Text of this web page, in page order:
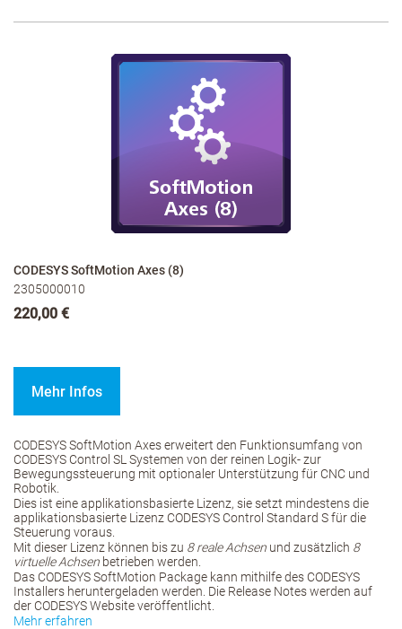
CODESYS SoftMotion Axes (8)
2305000010
220,00 €
Mehr Infos
CODESYS SoftMotion Axes erweitert den Funktionsumfang von
CODESYS Control SL Systemen von der reinen Logik- zur
Bewegungssteuerung mit optionaler Unterstützung für CNC und
Robotik.
Dies ist eine applikationsbasierte Lizenz, sie setzt mindestens die
applikationsbasierte Lizenz CODESYS Control Standard S für die
Steuerung voraus.
Mit dieser Lizenz können bis zu 8 reale Achsen und zusätzlich 8
virtuelle Achsen betrieben werden.
Das CODESYS SoftMotion Package kann mithilfe des CODESYS
Installers heruntergeladen werden. Die Release Notes werden auf
der CODESYS Website veröffentlicht.
Mehr erfahren